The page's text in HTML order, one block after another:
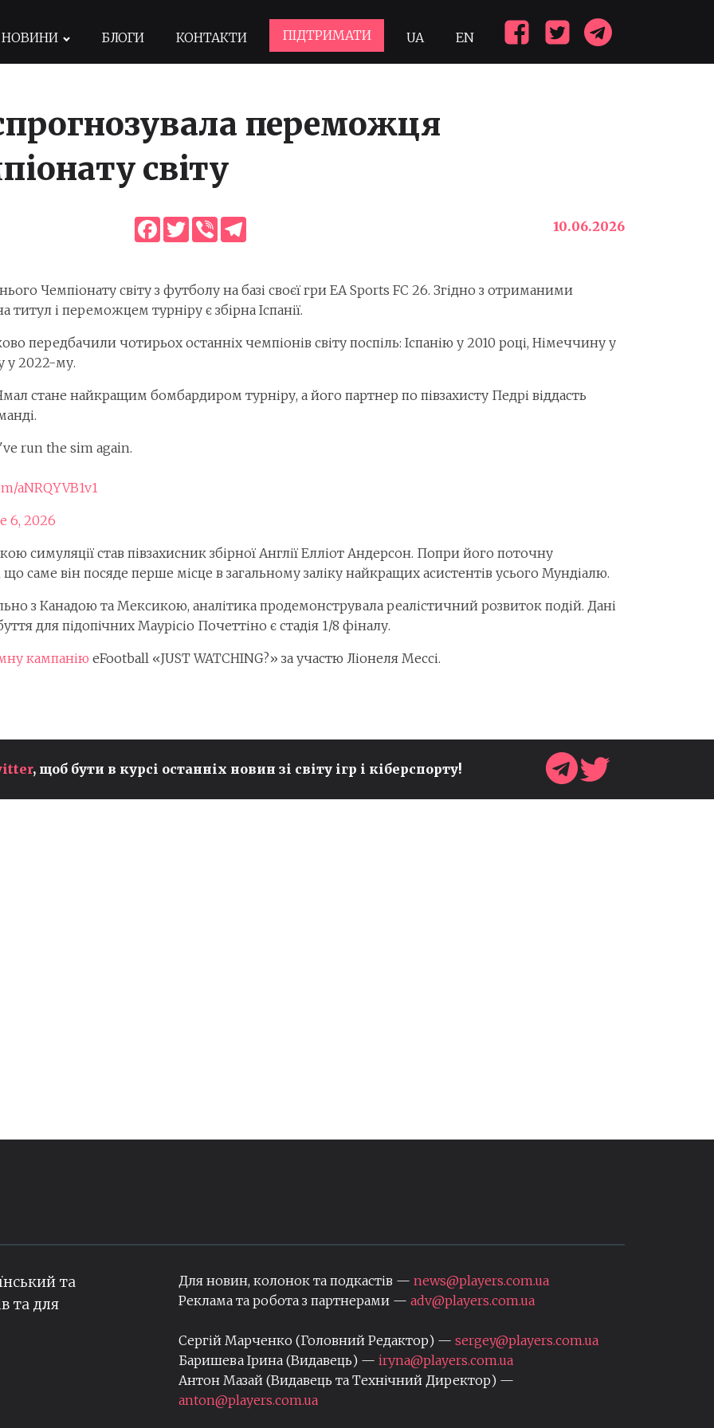
НОВИНИ БЛОГИ КОНТАКТИ ПІДТРИМАТИ UA EN
переможця
світу
Facebook
TwitterViber 10.06.2026
Чемпіонату світу з футболу на базі своєї гри EA Sports FC 26. Згідно з отриманими
і переможцем турніру є збірна Іспанії.
передбачили чотирьох останніх чемпіонів світу поспіль: Іспанію у 2010 році, Німеччину у
у 2022-му.
стане найкращим бомбардиром турніру, а його партнер по півзахисту Педрі віддасть
run the sim again.
aNRQYVB1v1
6, 2026
симуляції став півзахисник збірної Англії Елліот Андерсон. Попри його поточну
саме він посяде перше місце в загальному заліку найкращих асистентів усього Мундіалю.
з Канадою та Мексикою, аналітика продемонструвала реалістичний розвиток подій. Дані
для підопічних Маурісіо Почеттіно є стадія 1/8 фіналу.
кампанію eFootball «JUST WATCHING?» за участю Ліонеля Мессі.
, щоб бути в курсі останніх новин зі світу ігр і кіберспорту!
КУЛЬТУРА КАПІТУЛЯЦІЇ В
LEAGUE OF LEGENDS:
СТАТИСТИКА РОЗРОБНИКІВ
МІЙ ТИР-ЛІСТ АГЕНТІВ
VALORANT ПІСЛЯ ОСТАННІХ
та
та для
Для новин, колонок та подкастів — news@players.com.ua
Реклама та робота з партнерами — adv@players.com.ua
Сергій Марченко (Головний Редактор) — sergey@players.com.ua
Баришева Ірина (Видавець) — iryna@players.com.ua
Антон Мазай (Видавець та Технічний Директор) —
anton@players.com.ua